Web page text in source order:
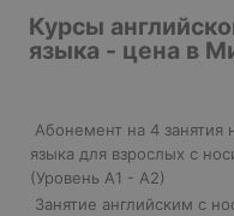
Курсы
языка - цена в
Абонемент на 4 занятия
языка для взрослых с
(Уровень А1 - А2)
Занятие английским с